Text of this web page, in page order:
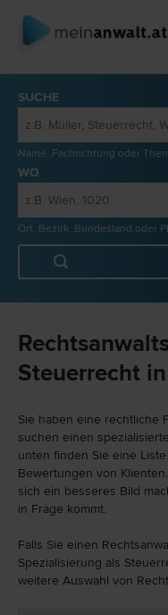
SUCHE
Name, Fachrichtung oder
WO
Ort, Bezirk, Bundesland oder
Steuerrecht
Sie haben eine rechtliche
suchen einen
unten finden Sie eine
Bewertungen von
sich ein besseres Bild
in Frage kommt.
Falls Sie einen
Spezialisierung als
weitere Auswahl von